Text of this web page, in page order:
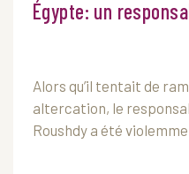
Égypte: un
Alors qu’il tentait de
altercation, le
Roushdy a été